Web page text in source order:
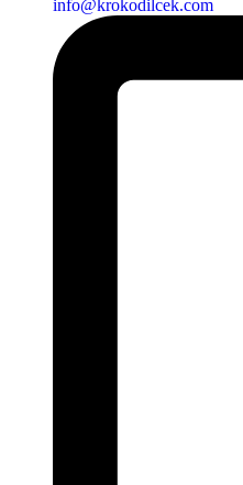
info@krokodilcek.com